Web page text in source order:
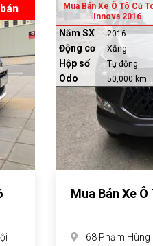
Mua Bán Xe Ô Tô Cũ
Innova 2016
Năm SX 2016
Động cơ Xăng
Hộp số Tự động
Odo 50,000 km
Mua Bán Xe
68 Phạm